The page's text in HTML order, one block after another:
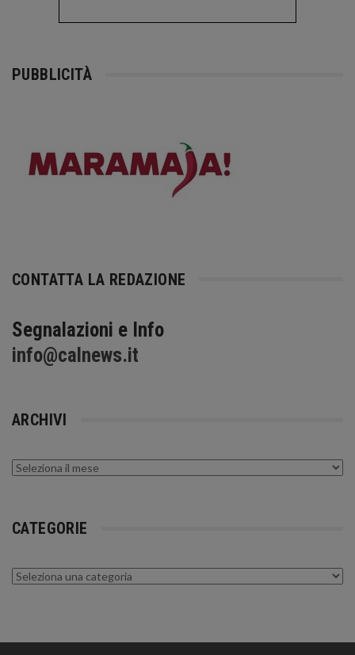
PUBBLICITÀ
CONTATTA LA REDAZIONE
Segnalazioni e Info
info@calnews.it
ARCHIVI
Archivi
CATEGORIE
Categorie